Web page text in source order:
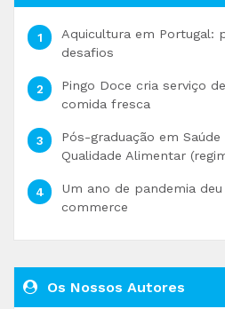
Aquicultura em Portugal:
desafios
Pingo Doce cria serviço
comida fresca
Pós-graduação em
Qualidade Alimentar
Um ano de pandemia
commerce
Os Nossos Autores